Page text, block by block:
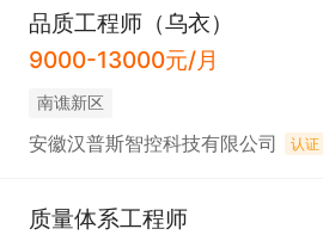
品质工程师（乌衣）
9000-13000元/月
南谯新区
安徽汉普斯智控科技有限公司 认证
质量体系工程师